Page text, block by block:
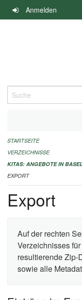
Navigation
überspringen
Anmelden
Suche
ALLGEMEINE
IMPRESSUM
STARTSEITE
VERZEICHNISSE
KITAS: ANGEBOTE IN
EXPORT
Export
Auf der rechten
Verzeichnisses
resultierende Zip-
sowie alle